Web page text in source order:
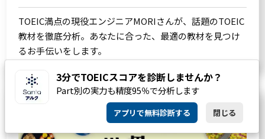
TOEIC満点の現役エンジニアMORIさんが、話題のTOEIC
教材を徹底分析。あなたに合った、最適の教材を見つけ
るお手伝いをします。
3分でTOEICスコアを診断しませんか？
Part別の実力も精度95％で分析します
アプリで無料診断する 閉じる